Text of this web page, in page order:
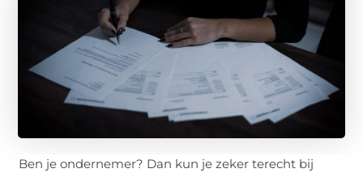
Ben je ondernemer? Dan kun je zeker terecht bij